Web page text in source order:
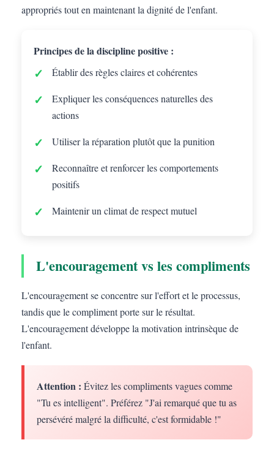
appropriés tout en maintenant la dignité de l'enfant.
Principes de la discipline positive :
Établir des règles claires et cohérentes
Expliquer les conséquences naturelles des
actions
Utiliser la réparation plutôt que la punition
Reconnaître et renforcer les comportements
positifs
Maintenir un climat de respect mutuel
L'encouragement vs les compliments
L'encouragement se concentre sur l'effort et le processus,
tandis que le compliment porte sur le résultat.
L'encouragement développe la motivation intrinsèque de
l'enfant.
Attention : Évitez les compliments vagues comme
"Tu es intelligent". Préférez "J'ai remarqué que tu as
persévéré malgré la difficulté, c'est formidable !"